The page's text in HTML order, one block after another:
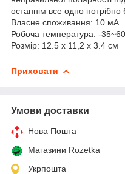
останнім все одно
Власне споживання: 10 мА
Робоча температура: -
Розмір: 12.5 х 11,2 х 3.4 см
Приховати
Умови доставки
Нова Пошта
Магазини Rozetka
Укрпошта